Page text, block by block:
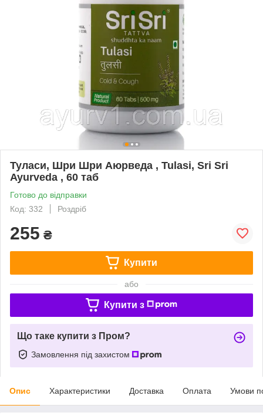
Туласи, Шри Шри Аюрведа , Tulasi, Sri Sri
Ayurveda , 60 таб
Готово до відправки
Код: 332
Роздріб
255 ₴
Купити
або
Купити з
Що таке купити з Пром?
Замовлення під захистом
Опис Характеристики Доставка Оплата Умови